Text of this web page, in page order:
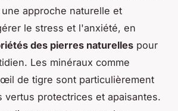
approche naturelle et
le stress et l'anxiété, en
des pierres naturelles pour
Les minéraux comme
de tigre sont particulièrement
vertus protectrices et apaisantes.